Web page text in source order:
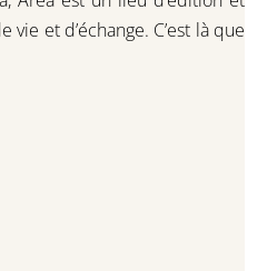
vie et d’échange. C’est là que